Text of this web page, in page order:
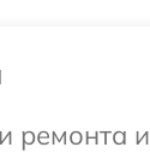
ремонта